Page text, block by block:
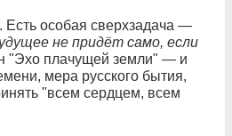
Есть особая сверхзадача —
не придёт само, если
"Эхо плачущей земли" — и
мера русского бытия,
"всем сердцем, всем